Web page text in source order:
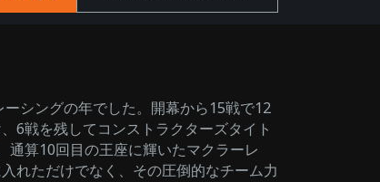
シングの年でした。開幕から15戦で12
6戦を残してコンストラクターズタイト
通算10回目の王座に輝いたマクラーレ
れただけでなく、その圧倒的なチーム力